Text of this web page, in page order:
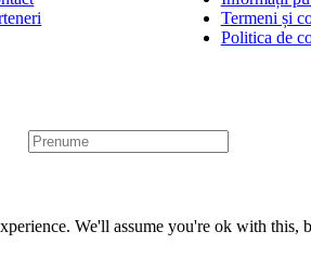
Termeni și
Politica de
P
r
u
m
We'll assume you're ok with this,